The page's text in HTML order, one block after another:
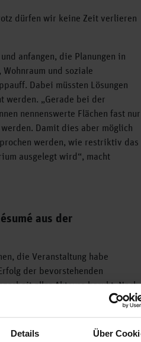
Details Über
dürfen wir keine Zeit verlieren
anfangen, die Planungen in
und soziale
Dabei müssten Lösungen
werden. „Gerade bei der
nennenswerte Flächen fast nur
Damit dies aber möglich
werden, wie restriktiv das
ausgelegt wird“, macht
aus der
die Veranstaltung habe
der bevorstehenden
aller Akteure beruht. Nach
im letzten Jahr markiere der
Prozesses. „Nordfriesland steht
Chance zu nutzen, um